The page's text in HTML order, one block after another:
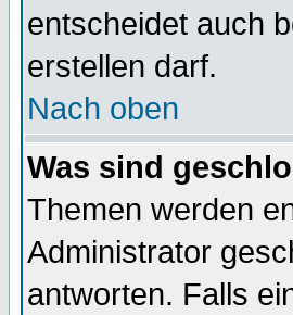
entscheidet auch
erstellen darf.
Nach oben
Was sind
Themen werden
Administrator
antworten. Falls